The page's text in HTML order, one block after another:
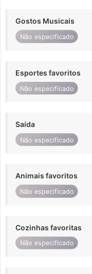
Gostos Musicais
Não especificado
Esportes favoritos
Não especificado
Saída
Não especificado
Animais favoritos
Não especificado
Cozinhas favoritas
Não especificado